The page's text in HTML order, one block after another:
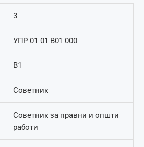
3
УПР 01 01 В01 000
В1
Советник
Советник за правни и општи
работи